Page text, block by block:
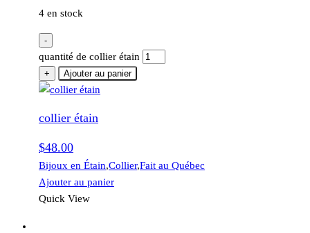
4 en stock
-
quantité de collier étain
+ Ajouter au panier
collier étain
$48.00
Bijoux en Étain,Collier,Fait au Québec
Ajouter au panier
Quick View